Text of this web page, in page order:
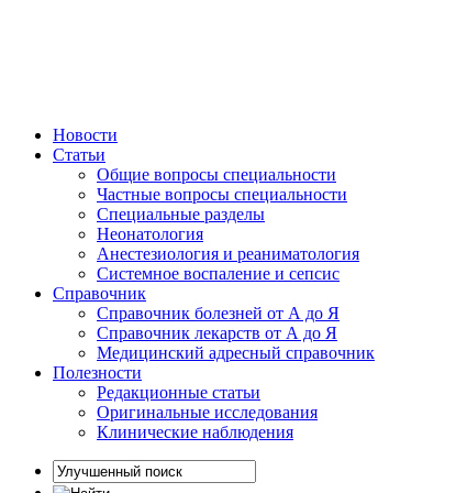
Новости
Статьи
Общие вопросы специальности
Частные вопросы специальности
Специальные разделы
Неонатология
Анестезиология и реаниматология
Системное воспаление и сепсис
Справочник
Справочник болезней от А до Я
Справочник лекарств от А до Я
Медицинский адресный справочник
Полезности
Редакционные статьи
Оригинальные исследования
Клинические наблюдения